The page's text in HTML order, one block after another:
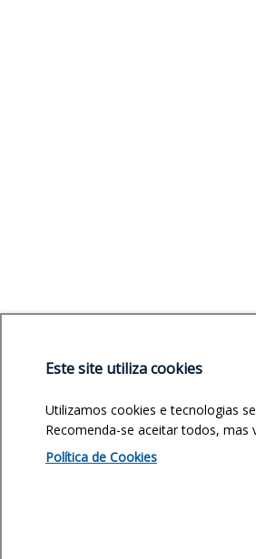
Este site utiliza cookies
Utilizamos cookies e tecnologias
Recomenda-se aceitar todos, mas
Política de Cookies